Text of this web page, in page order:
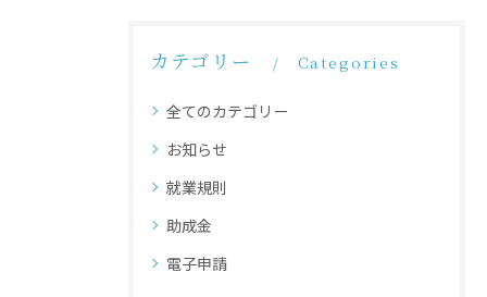
カテゴリー Categories
全てのカテゴリー
お知らせ
就業規則
助成金
電子申請